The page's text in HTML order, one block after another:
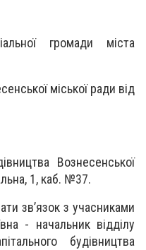
громади міста
міської ради від
Вознесенської
1, каб. №37.
зв’язок з учасниками
- начальник відділу
будівництва